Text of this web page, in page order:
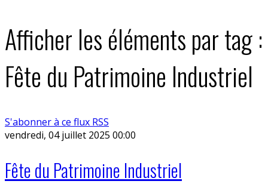
Afficher les éléments par tag :
Fête du Patrimoine Industriel
S'abonner à ce flux RSS
vendredi, 04 juillet 2025 00:00
Fête du Patrimoine Industriel